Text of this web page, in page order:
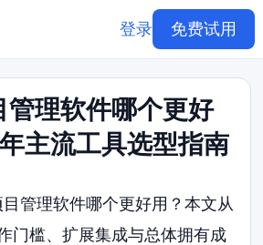
登录 免费试用
管理软件哪个更好
主流工具选型指南
管理软件哪个更好用？本文从
门槛、扩展集成与总体拥有成